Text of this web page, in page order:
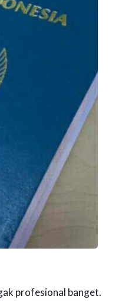
profesional banget.